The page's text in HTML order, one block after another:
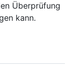
Überprüfung
kann.